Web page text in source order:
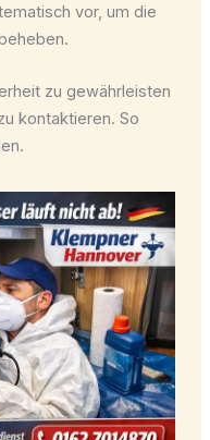
vor, um die
zu gewährleisten
kontaktieren. So